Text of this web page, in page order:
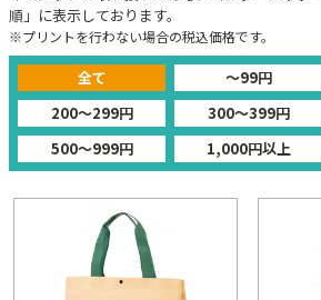
順」に表示しております。
※プリントを行わない場合の税込価格です。
全て ～99円
200～299円
300～399円
500～999円
1,000円以上